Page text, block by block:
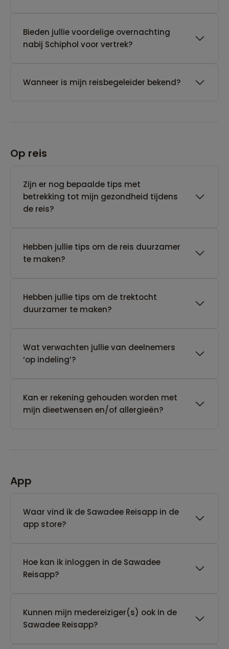
Bieden jullie voordelige overnachting
nabij Schiphol voor vertrek?
Wanneer is mijn reisbegeleider bekend?
Op reis
Zijn er nog bepaalde tips met
betrekking tot mijn gezondheid tijdens
de reis?
Hebben jullie tips om de reis duurzamer
te maken?
Hebben jullie tips om de trektocht
duurzamer te maken?
Wat verwachten jullie van deelnemers
‘op indeling’?
Kan er rekening gehouden worden met
mijn dieetwensen en/of allergieën?
App
Waar vind ik de Sawadee Reisapp in de
app store?
Hoe kan ik inloggen in de Sawadee
Reisapp?
Kunnen mijn medereiziger(s) ook in de
Sawadee Reisapp?